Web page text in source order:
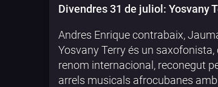
Divendres 31 de juliol: Yosvany
Andres Enrique contrabaix,
Yosvany Terry és un
renom internacional, reconegut
arrels musicals afrocubanes